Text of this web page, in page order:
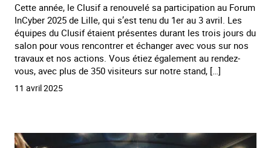
Cette année, le Clusif a renouvelé sa participation au Forum
InCyber 2025 de Lille, qui s’est tenu du 1er au 3 avril. Les
équipes du Clusif étaient présentes durant les trois jours du
salon pour vous rencontrer et échanger avec vous sur nos
travaux et nos actions. Vous étiez également au rendez-
vous, avec plus de 350 visiteurs sur notre stand, […]
11 avril 2025